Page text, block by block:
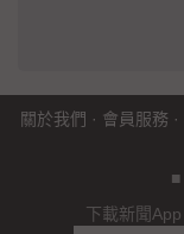
關於我們 · 會員服務 ·
■
下載新聞App